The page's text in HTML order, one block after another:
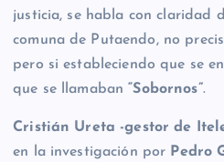
justicia, se habla con claridad
comuna de Putaendo, no
pero si estableciendo que se
que se llamaban“Sobornos”.
Cristián Ureta -gestor de
en la investigación por Pedro